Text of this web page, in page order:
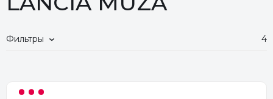
Фильтры 4